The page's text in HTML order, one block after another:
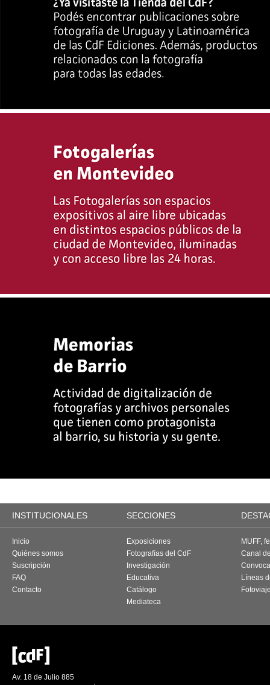
INSTITUCIONALES SECCIONES
Inicio
Quiénes somos
Suscripción
FAQ
Contacto
Exposiciones
Fotografías del CdF
Investigación
Educativa
Catálogo
Mediateca
MUFF,
Canal
Líneas
Av. 18 de Julio 885